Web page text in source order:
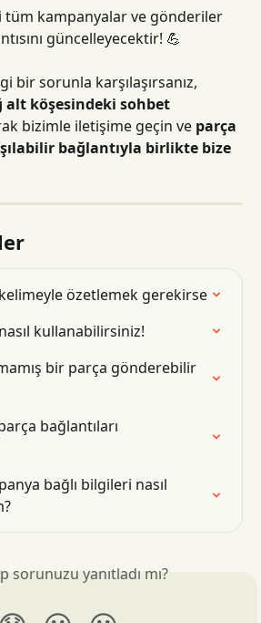
tüm kampanyalar ve gönderiler
güncelleyecektir! 💪
bir sorunla karşılaşırsanız,
alt köşesindeki sohbet
bizimle iletişime geçin ve parça
bağlantıyla birlikte bize
özetlemek gerekirse
kullanabilirsiniz!
bir parça gönderebilir
bağlantıları
bağlı bilgileri nasıl
sorunuzu yanıtladı mı?